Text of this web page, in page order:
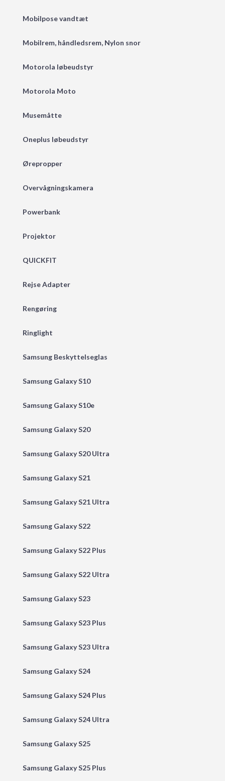
Mobilpose vandtæt
Mobilrem, håndledsrem, Nylon snor
Motorola løbeudstyr
Motorola Moto
Musemåtte
Oneplus løbeudstyr
Ørepropper
Overvågningskamera
Powerbank
Projektor
QUICKFIT
Rejse Adapter
Rengøring
Ringlight
Samsung Beskyttelseglas
Samsung Galaxy S10
Samsung Galaxy S10e
Samsung Galaxy S20
Samsung Galaxy S20 Ultra
Samsung Galaxy S21
Samsung Galaxy S21 Ultra
Samsung Galaxy S22
Samsung Galaxy S22 Plus
Samsung Galaxy S22 Ultra
Samsung Galaxy S23
Samsung Galaxy S23 Plus
Samsung Galaxy S23 Ultra
Samsung Galaxy S24
Samsung Galaxy S24 Plus
Samsung Galaxy S24 Ultra
Samsung Galaxy S25
Samsung Galaxy S25 Plus